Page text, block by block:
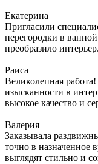
Екатерина
Пригласили
перегородки в
преобразило интерьер.
Раиса
Великолепная
изысканности в
высокое качество и
Валерия
Заказывала
точно в назначенное
выглядят стильно и